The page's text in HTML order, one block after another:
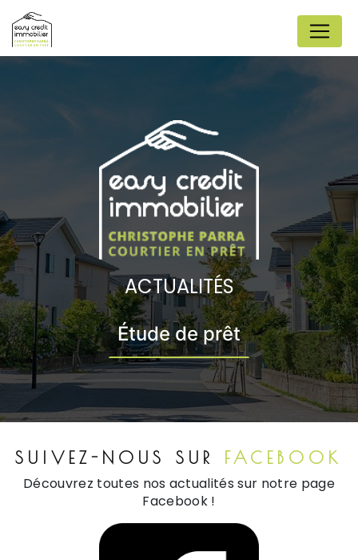
ACTUALITÉS
Étude de prêt
SUIVEZ-NOUS SUR FACEBOOK
Découvrez toutes nos actualités sur notre page
Facebook !
Panneau de gestion des cookies